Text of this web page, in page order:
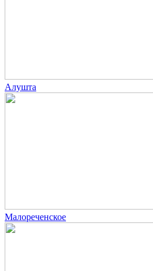
Алушта
Малореченское